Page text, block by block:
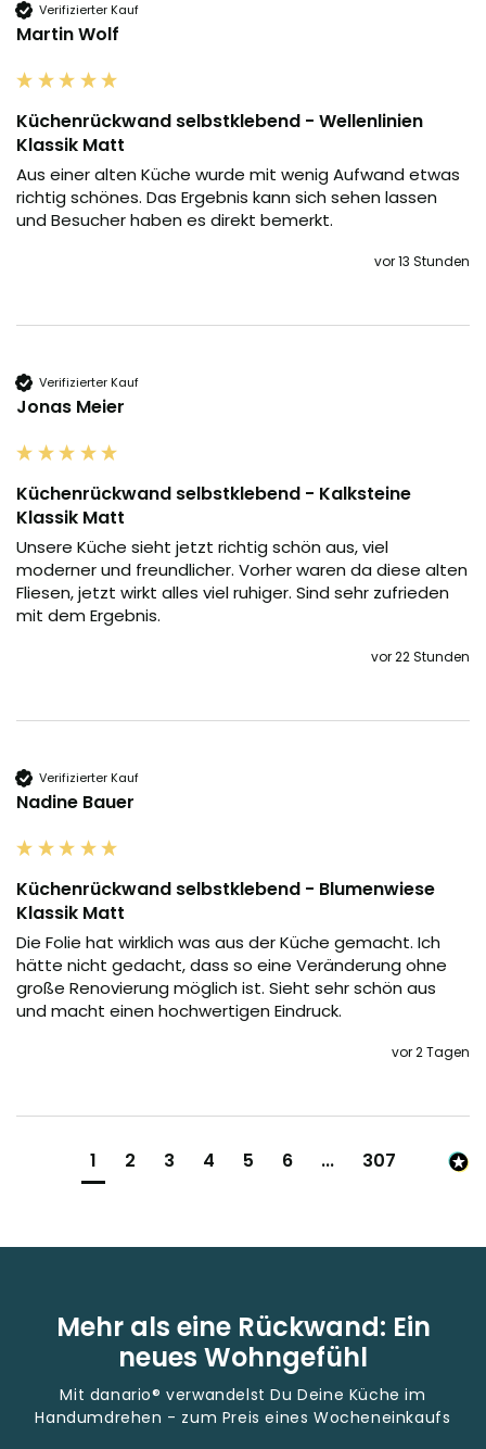
Verifizierter Kauf
Martin Wolf
Küchenrückwand selbstklebend - Wellenlinien
Klassik Matt
Aus einer alten Küche wurde mit wenig Aufwand etwas
richtig schönes. Das Ergebnis kann sich sehen lassen
und Besucher haben es direkt bemerkt.
vor 13 Stunden
Verifizierter Kauf
Jonas Meier
Küchenrückwand selbstklebend - Kalksteine
Klassik Matt
Unsere Küche sieht jetzt richtig schön aus, viel
moderner und freundlicher. Vorher waren da diese alten
Fliesen, jetzt wirkt alles viel ruhiger. Sind sehr zufrieden
mit dem Ergebnis.
vor 22 Stunden
Verifizierter Kauf
Nadine Bauer
Küchenrückwand selbstklebend - Blumenwiese
Klassik Matt
Die Folie hat wirklich was aus der Küche gemacht. Ich
hätte nicht gedacht, dass so eine Veränderung ohne
große Renovierung möglich ist. Sieht sehr schön aus
und macht einen hochwertigen Eindruck.
vor 2 Tagen
1 2 3 4 5 6 ... 307
Mehr als eine Rückwand: Ein
neues Wohngefühl
Mit danario® verwandelst Du Deine Küche im
Handumdrehen - zum Preis eines Wocheneinkaufs